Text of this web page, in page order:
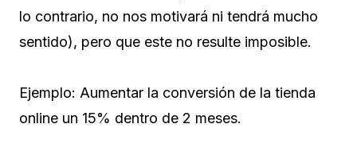
lo contrario, no nos motivará ni tendrá mucho
sentido), pero que este no resulte imposible.
Ejemplo: Aumentar la conversión de la tienda
online un 15% dentro de 2 meses.